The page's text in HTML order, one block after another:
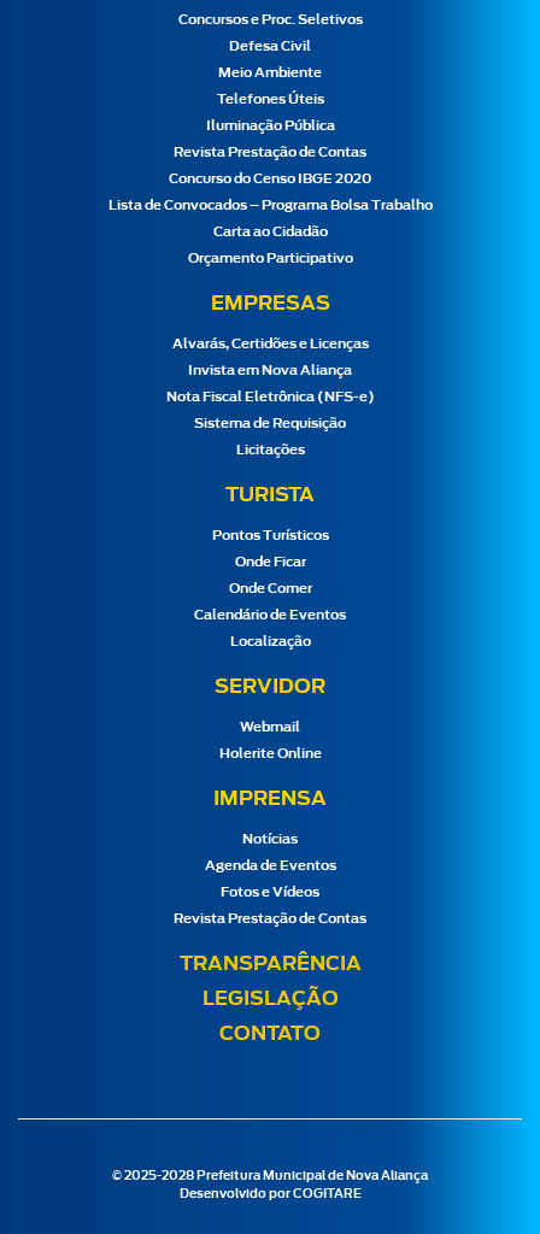
Concursos e Proc. Seletivos
Defesa Civil
Meio Ambiente
Telefones Úteis
Iluminação Pública
Revista Prestação de Contas
Concurso do Censo IBGE 2020
Lista de Convocados – Programa Bolsa Trabalho
Carta ao Cidadão
Orçamento Participativo
EMPRESAS
Alvarás, Certidões e Licenças
Invista em Nova Aliança
Nota Fiscal Eletrônica (NFS-e)
Sistema de Requisição
Licitações
TURISTA
Pontos Turísticos
Onde Ficar
Onde Comer
Calendário de Eventos
Localização
SERVIDOR
Webmail
Holerite Online
IMPRENSA
Notícias
Agenda de Eventos
Fotos e Vídeos
Revista Prestação de Contas
TRANSPARÊNCIA
LEGISLAÇÃO
CONTATO
© 2025-2028 Prefeitura Municipal de Nova Aliança
Desenvolvido por COGITARE